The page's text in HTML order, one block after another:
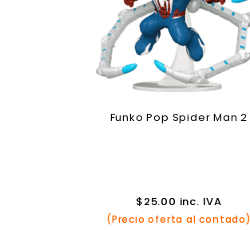
Funko Pop Spider Man 2
$25.00 inc. IVA
(Precio oferta al contado)